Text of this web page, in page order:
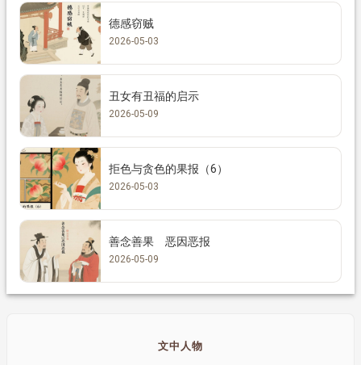
德感窃贼
2026-05-03
丑女有丑福的启示
2026-05-09
拒色与贪色的果报（6）
2026-05-03
善念善果 恶因恶报
2026-05-09
文中人物